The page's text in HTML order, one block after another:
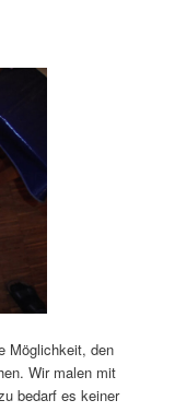
Möglichkeit, den
Wir malen mit
bedarf es keiner